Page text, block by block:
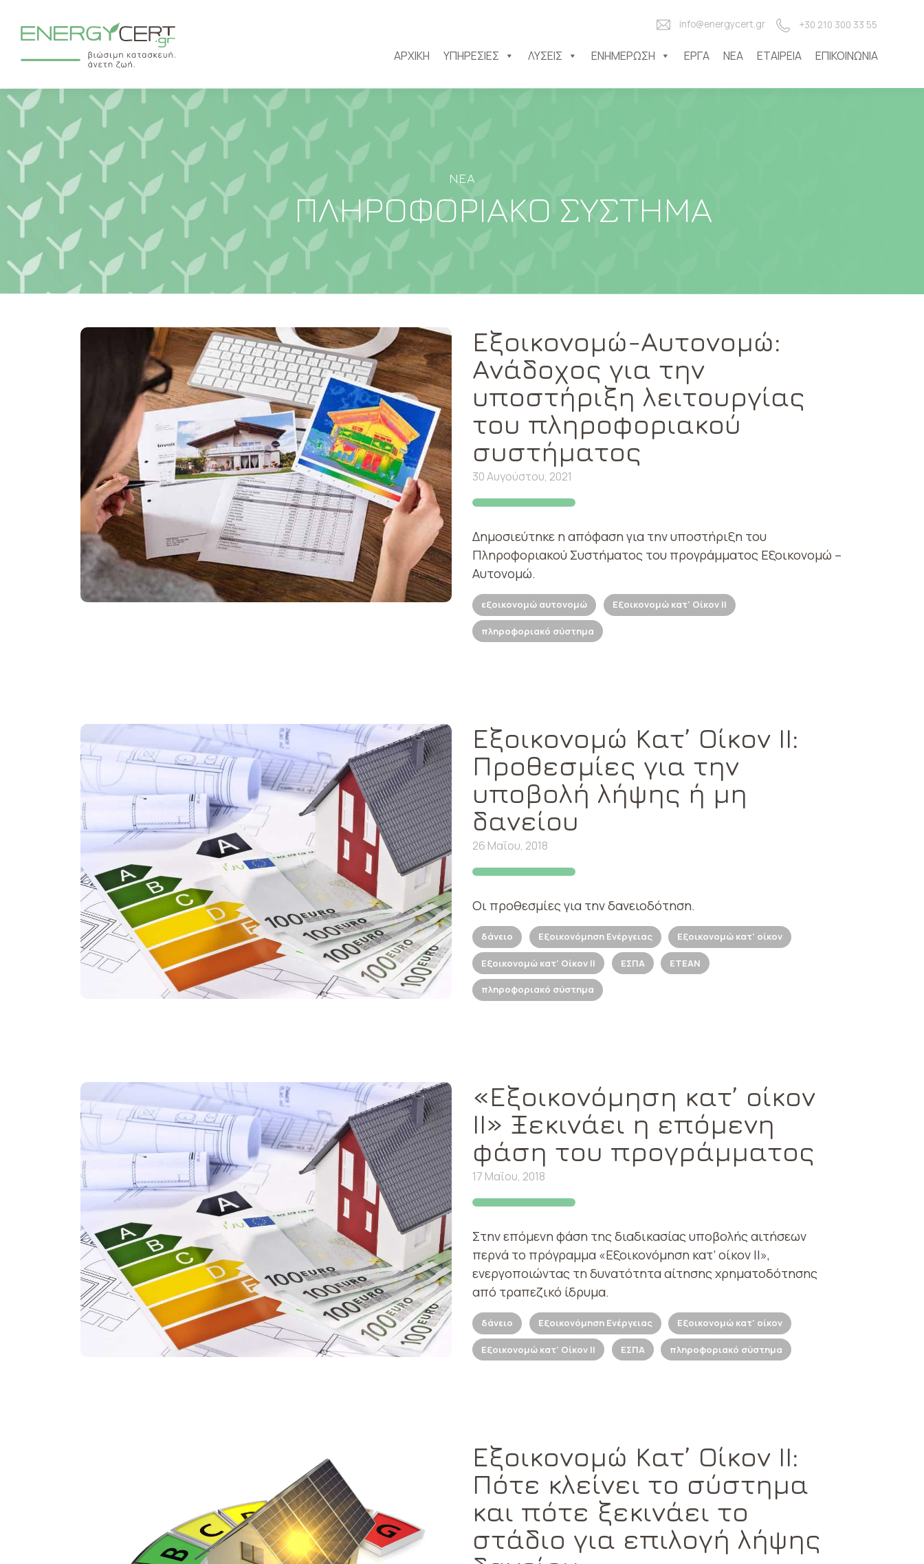
info@energycert.gr +30 210 300 33 55
ΑΡΧΙΚΉ ΥΠΗΡΕΣΊΕΣ ΛΎΣΕΙΣ ΕΝΗΜΈΡΩΣΗ ΈΡΓΑ ΝΈΑ ΕΤΑΙΡΕΊΑ ΕΠΙΚΟΙΝΩΝΊΑ
ΝΈΑ
ΠΛΗΡΟΦΟΡΙΑΚΌ ΣΎΣΤΗΜΑ
Εξοικονομώ-Αυτονομώ:
Ανάδοχος για την
υποστήριξη λειτουργίας
του πληροφοριακού
συστήματος
30 Αυγούστου, 2021
Δημοσιεύτηκε η απόφαση για την υποστήριξη του
Πληροφοριακού Συστήματος του προγράμματος Εξοικονομώ –
Αυτονομώ.
εξοικονομώ αυτονομώ Εξοικονομώ κατ' Οίκον ΙΙ
πληροφοριακό σύστημα
Εξοικονομώ Κατ’ Οίκον ΙΙ:
Προθεσμίες για την
υποβολή λήψης ή μη
δανείου
26 Μαΐου, 2018
Οι προθεσμίες για την δανειοδότηση.
δάνειο Εξοικονόμηση Ενέργειας Εξοικονομώ κατ' οίκον
Εξοικονομώ κατ' Οίκον ΙΙ ΕΣΠΑ ΕΤΕΑΝ
πληροφοριακό σύστημα
«Εξοικονόμηση κατ’ οίκον
ΙΙ» Ξεκινάει η επόμενη
φάση του προγράμματος
17 Μαΐου, 2018
Στην επόμενη φάση της διαδικασίας υποβολής αιτήσεων
περνά το πρόγραμμα «Εξοικονόμηση κατ’ οίκον ΙΙ»,
ενεργοποιώντας τη δυνατότητα αίτησης χρηματοδότησης
από τραπεζικό ίδρυμα.
δάνειο Εξοικονόμηση Ενέργειας Εξοικονομώ κατ' οίκον
Εξοικονομώ κατ' Οίκον ΙΙ ΕΣΠΑ πληροφοριακό σύστημα
Εξοικονομώ Κατ’ Οίκον ΙΙ:
Πότε κλείνει το σύστημα
και πότε ξεκινάει το
στάδιο για επιλογή λήψης